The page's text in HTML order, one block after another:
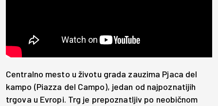
Centralno mesto u životu grada zauzima Pjaca del
kampo (Piazza del Campo), jedan od najpoznatijih
trgova u Evropi. Trg je prepoznatljiv po neobičnom